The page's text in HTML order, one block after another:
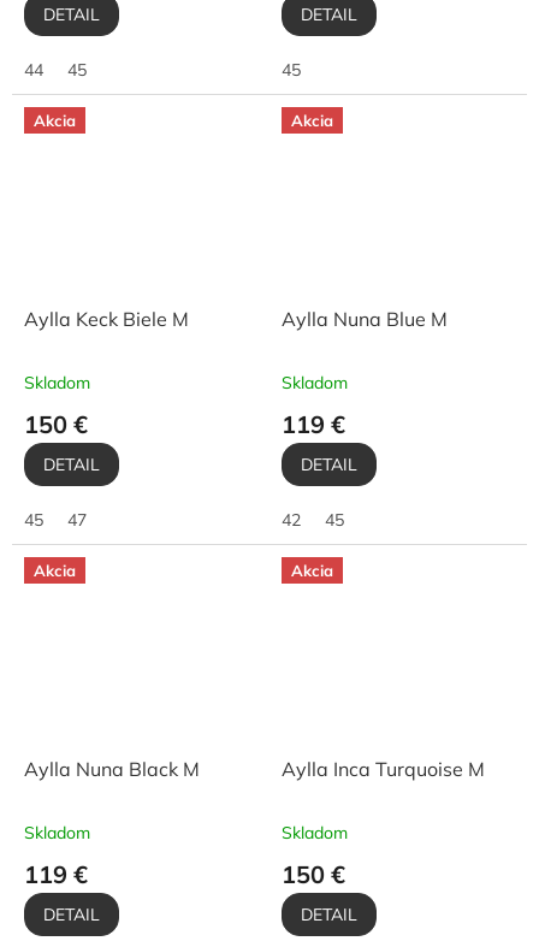
DETAIL
44 45
DETAIL
45
Akcia
Aylla Keck Biele M
Skladom
150 €
DETAIL
45 47
Akcia
Aylla Nuna Blue M
Skladom
119 €
DETAIL
42 45
Akcia
Aylla Nuna Black M
Skladom
119 €
DETAIL
Akcia
Aylla Inca Turquoise M
Skladom
150 €
DETAIL